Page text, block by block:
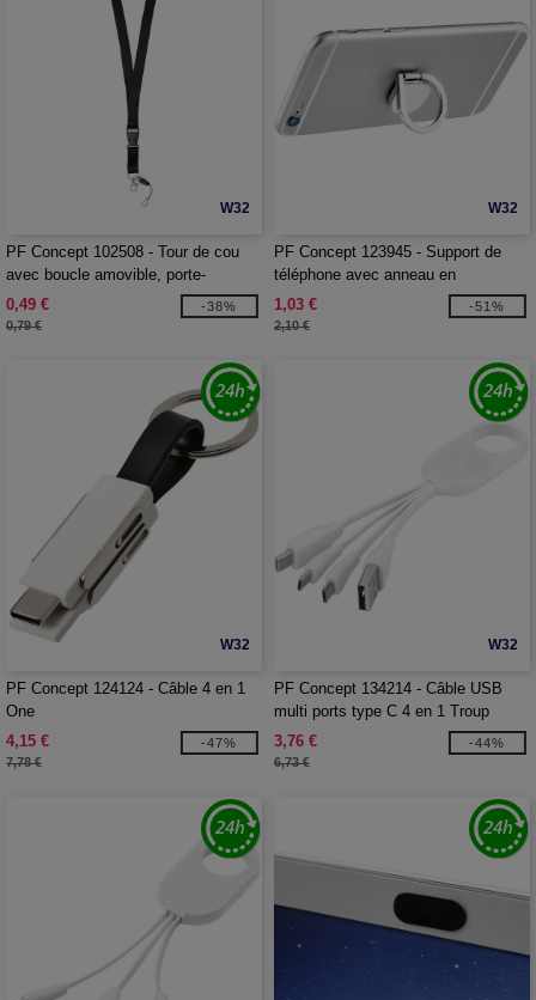
W32
PF Concept 102508 - Tour de cou
avec boucle amovible, porte-
téléphone Sagan
0,49 €
0,79 €
-38%
W32
PF Concept 123945 - Support de
téléphone avec anneau en
aluminium Cell
1,03 €
2,10 €
-51%
W32
PF Concept 124124 - Câble 4 en 1
One
4,15 €
7,78 €
-47%
W32
PF Concept 134214 - Câble USB
multi ports type C 4 en 1 Troup
3,76 €
6,73 €
-44%